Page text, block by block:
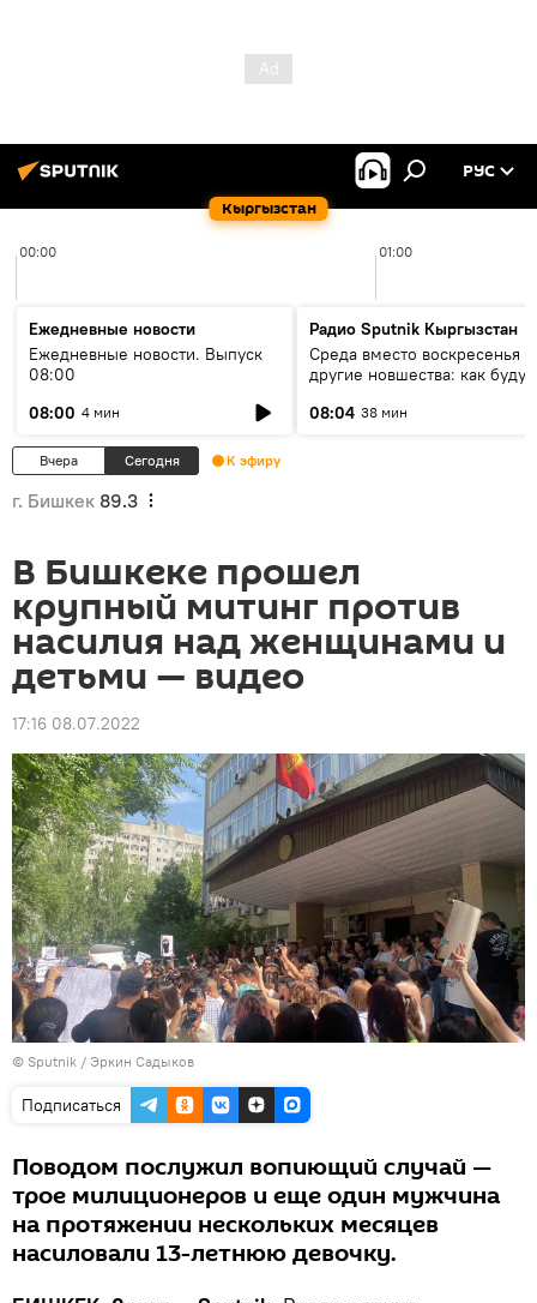
Кыргызстан
РУС
00:00 01:00
Ежедневные новости
Ежедневные новости. Выпуск
08:00
08:00 4 мин
Радио Sputnik Кыргызстан
Среда вместо воскресенья и
другие новшества: как будут
08:04 38 мин
Вчера Сегодня К эфиру
г. Бишкек 89.3
В Бишкеке прошел
крупный митинг против
насилия над женщинами и
детьми — видео
17:16 08.07.2022
© Sputnik / Эркин Садыков
Подписаться
Поводом послужил вопиющий случай —
трое милиционеров и еще один мужчина
на протяжении нескольких месяцев
насиловали 13-летнюю девочку.